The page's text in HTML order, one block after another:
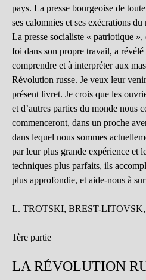
pays. La presse bourgeoise de
ses calomnies et ses exécrations
La presse socialiste « patriotique
foi dans son propre travail, a révélé
comprendre et à interpréter aux
Révolution russe. Je veux leur
présent livret. Je crois que les
et d’autres parties du monde nous
commenceront, dans un proche
dans lequel nous sommes
par leur plus grande expérience et
techniques plus parfaits, ils
plus approfondie, et aide-nous à
L. TROTSKI, BREST-LITOVSK,
1ère partie
LA RÉVOLUTION